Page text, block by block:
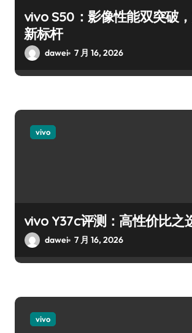
vivo S50：影像性能双突破
新标杆
dawei 7 月 16, 2026
vivo
vivo Y37c评测：高性价比之
dawei 7 月 16, 2026
vivo